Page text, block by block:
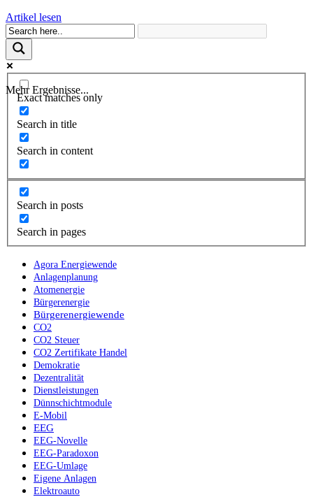
Artikel lesen
Mehr Ergebnisse...
Exact matches only
Search in title
Search in content
Search in posts
Search in pages
Agora Energiewende
Anlagenplanung
Atomenergie
Bürgerenergie
Bürgerenergiewende
CO2
CO2 Steuer
CO2 Zertifikate Handel
Demokratie
Dezentralität
Dienstleistungen
Dünnschichtmodule
E-Mobil
EEG
EEG-Novelle
EEG-Paradoxon
EEG-Umlage
Eigene Anlagen
Elektroauto